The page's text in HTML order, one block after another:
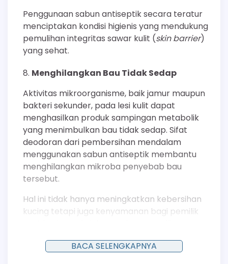
Penggunaan sabun antiseptik secara teratur
menciptakan kondisi higienis yang mendukung
pemulihan integritas sawar kulit (skin barrier)
yang sehat.
Menghilangkan Bau Tidak Sedap
Aktivitas mikroorganisme, baik jamur maupun
bakteri sekunder, pada lesi kulit dapat
menghasilkan produk sampingan metabolik
yang menimbulkan bau tidak sedap. Sifat
deodoran dari pembersihan mendalam
menggunakan sabun antiseptik membantu
menghilangkan mikroba penyebab bau
tersebut.
Hal ini tidak hanya meningkatkan kebersihan
kucing tetapi juga kenyamanan bagi pemilik
BACA SELENGKAPNYA